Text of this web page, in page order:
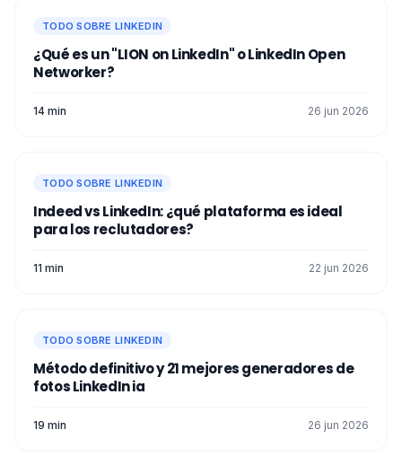
TODO SOBRE LINKEDIN
¿Qué es un "LION on LinkedIn" o LinkedIn Open
Networker?
14 min 26 jun 2026
TODO SOBRE LINKEDIN
Indeed vs LinkedIn: ¿qué plataforma es ideal
para los reclutadores?
11 min 22 jun 2026
TODO SOBRE LINKEDIN
Método definitivo y 21 mejores generadores de
fotos LinkedIn ia​
19 min 26 jun 2026